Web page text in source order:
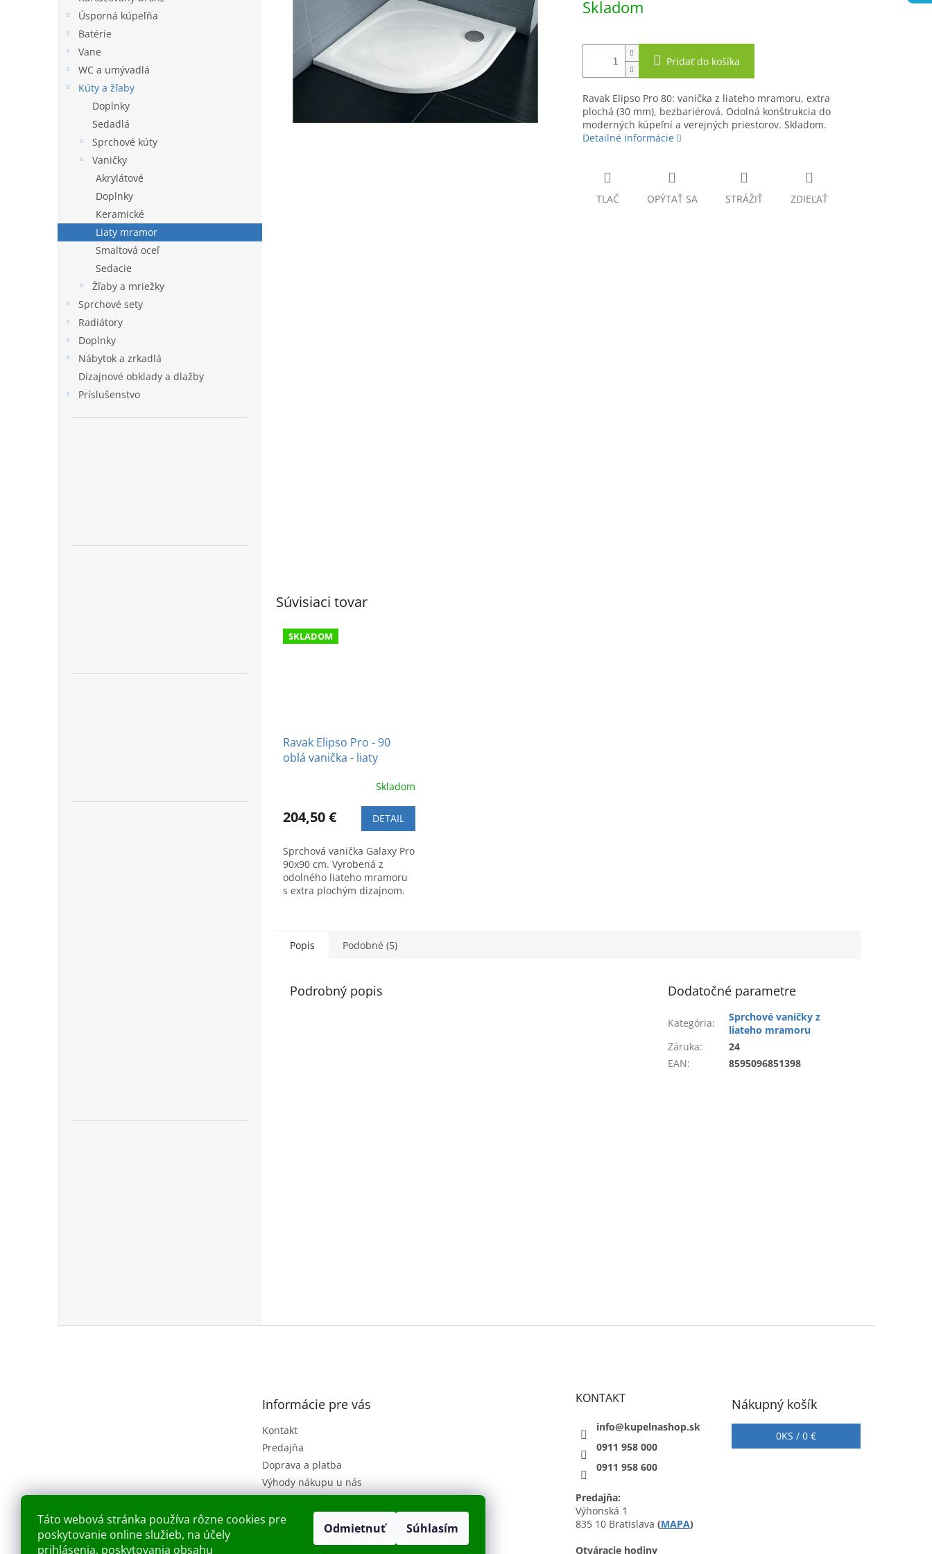
Táto webová stránka používa rôzne cookies pre
poskytovanie online služieb, na účely
prihlásenia, poskytovania obsahu
Odmietnuť Súhlasím
Úsporná kúpeľňa
Batérie
Vane
WC a umývadlá
Kúty a žľaby
Doplnky
Sedadlá
Sprchové kúty
Vaničky
Akrylátové
Doplnky
Keramické
Liaty mramor
Smaltová oceľ
Sedacie
Žľaby a mriežky
Sprchové sety
Radiátory
Doplnky
Nábytok a zrkadlá
Dizajnové obklady a dlažby
Príslušenstvo
hviezdičiek.
cena:
Skladom
Pridať do košíka
Ravak Elipso Pro 80: vanička z liateho mramoru, extra
plochá (30 mm), bezbariérová. Odolná konštrukcia do
moderných kúpeľní a verejných priestorov. Skladom.
Detailné informácie
TLAČ OPÝTAŤ SA STRÁŽIŤ ZDIEĽAŤ
Súvisiaci tovar
SKLADOM
Ravak Elipso Pro - 90
oblá vanička - liaty
Skladom
204,50 € DETAIL
Sprchová vanička Galaxy Pro
90x90 cm. Vyrobená z
odolného liateho mramoru
s extra plochým dizajnom.
Popis Podobné (5)
Podrobný popis Dodatočné parametre
Kategória:
Sprchové vaničky z
liateho mramoru
Záruka:
24
EAN: 8595096851398
Informácie pre vás
Kontakt
Predajňa
Doprava a platba
Výhody nákupu u nás
Obchodné podmienky
Ochrana osobných údajov
Náš príbeh
KONTAKT
info@kupelnashop.sk
0911 958 000
0911 958 600
Predajňa:
Výhonská 1
835 10 Bratislava (MAPA)
Otváracie hodiny
Nákupný košík
0KS /0 €